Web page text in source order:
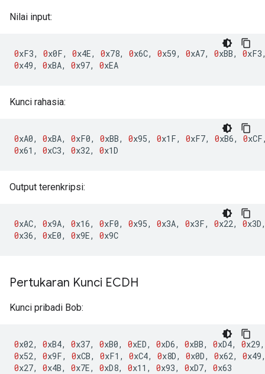
Nilai input:
0xF3, 0x0F, 0x4E, 0x78, 0x6C, 0x59, 0xA7, 0xBB, 0xF3
0x49, 0xBA, 0x97, 0xEA
Kunci rahasia:
0xA0, 0xBA, 0xF0, 0xBB, 0x95, 0x1F, 0xF7, 0xB6, 0xCF
0x61 , 0xC3, 0x32, 0x1D
Output terenkripsi:
0xAC, 0x9A, 0x16, 0xF0, 0x95, 0x3A, 0x3F, 0x22, 0x3D
0x36, 0xE0, 0x9E, 0x9C
Pertukaran Kunci ECDH
Kunci pribadi Bob:
0x02, 0xB4, 0x37, 0xB0, 0xED, 0xD6, 0xBB, 0xD4, 0x29,
0x52, 0x9F, 0xCB, 0xF1 , 0xC4, 0x8D, 0x0D, 0x62, 0x49
0x27, 0x4B, 0x7E, 0xD8, 0x11 , 0x93, 0xD7, 0x63